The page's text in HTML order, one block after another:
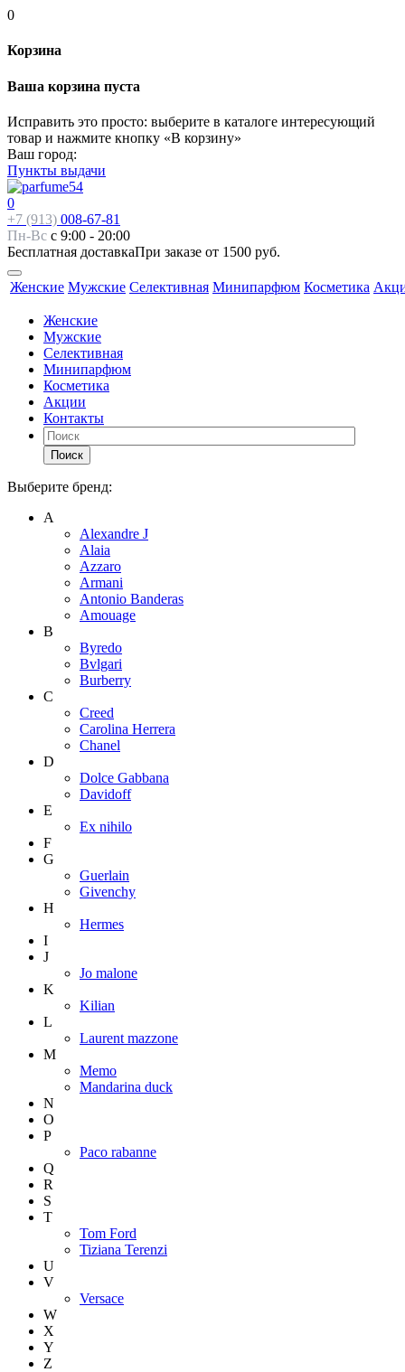
0
Корзина
Ваша корзина пуста
Исправить это просто: выберите в каталоге интересующий
товар и нажмите кнопку «В корзину»
Ваш город:
Пункты выдачи
0
+7 (913) 008-67-81
Пн-Вс с 9:00 - 20:00
Бесплатная доставкаПри заказе от 1500 руб.
Женские Мужские Селективная Минипарфюм Косметика
Женские
Мужские
Селективная
Минипарфюм
Косметика
Акции
Контакты
Поиск
Выберите бренд:
А
Alexandre J
Alaia
Azzaro
Armani
Antonio Banderas
Amouage
B
Byredo
Bvlgari
Burberry
C
Creed
Carolina Herrera
Chanel
D
Dolce Gabbana
Davidoff
E
Ex nihilo
F
G
Guerlain
Givenchy
H
Hermes
I
J
Jo malone
K
Kilian
L
Laurent mazzone
M
Memo
Mandarina duck
N
O
P
Paco rabanne
Q
R
S
T
Tom Ford
Tiziana Terenzi
U
V
Versace
W
X
Y
Z